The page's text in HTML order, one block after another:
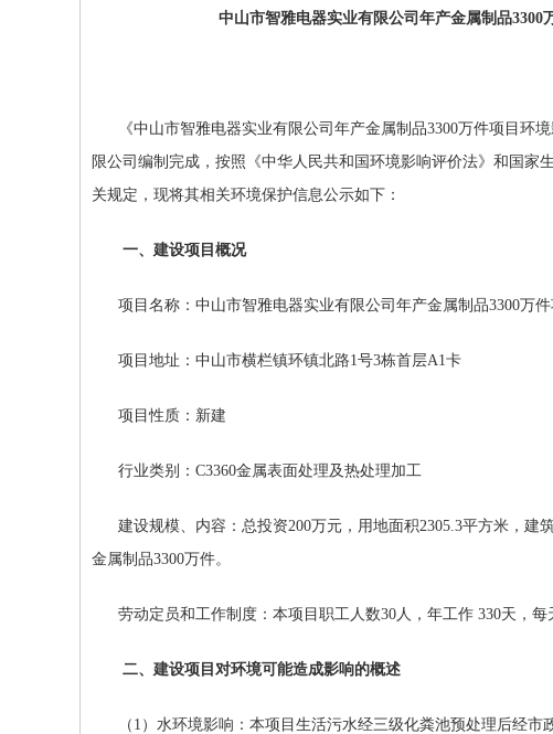
中山市智雅电器实业有限公司年产金属制品
《中山市智雅电器实业有限公司年产金属制品3300万件项目 环
限公司编制完成，按照《中华人民共和国环境影响评价法》和国家
关规定，现将其相关环境保护信息公示如下：
一、 建设项目 概况
项目名称： 中山市智雅电器实业有限公司年产金属制品3300万件
项目地址： 中山市横栏镇环镇北路1号3栋首层A1卡
项目性质：新建
行业类别： C3360金属表面处理及热处理加工
建设规模、内容：总投资200万元， 用地面积2305.3平方米，建
金属制品3300万件。
劳动定员和工作制度：本项目职工人数30人，年工作 330天， 每
二、建设项目对环境可能造成影响的概述
（ 1 ）水环境影响：本项目生活污水经三级化粪池预处理后经